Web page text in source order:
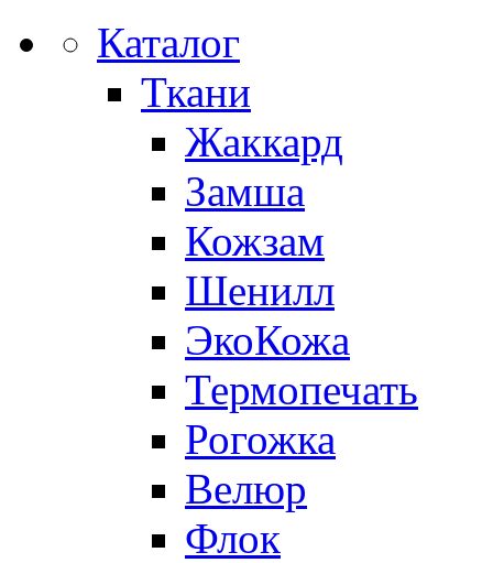
Каталог
Ткани
Жаккард
Замша
Кожзам
Шенилл
ЭкоКожа
Термопечать
Рогожка
Велюр
Флок